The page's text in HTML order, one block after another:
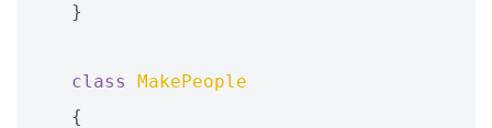
}
class
MakePeople
{